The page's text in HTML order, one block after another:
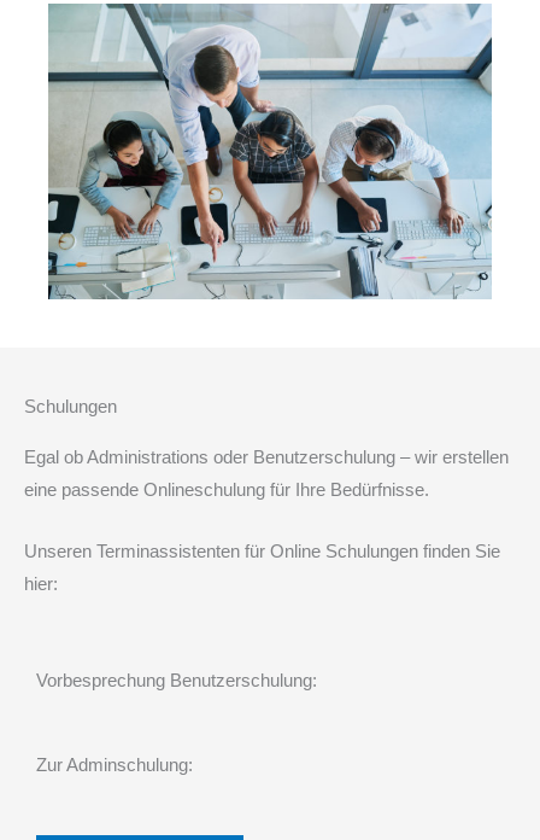
Schulungen
Egal ob Administrations oder Benutzerschulung – wir erstellen
eine passende Onlineschulung für Ihre Bedürfnisse.
Unseren Terminassistenten für Online Schulungen finden Sie
hier:
Vorbesprechung Benutzerschulung:
Zur Adminschulung: